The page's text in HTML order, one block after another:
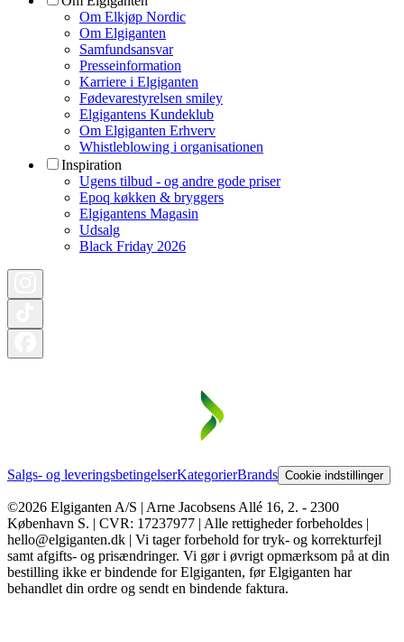
Om Elkjøp Nordic
Om Elgiganten
Samfundsansvar
Presseinformation
Karriere i Elgiganten
Fødevarestyrelsen smiley
Elgigantens Kundeklub
Om Elgiganten Erhverv
Whistleblowing i organisationen
Inspiration
Ugens tilbud - og andre gode priser
Epoq køkken & bryggers
Elgigantens Magasin
Udsalg
Black Friday 2026
Salgs- og leveringsbetingelserKategorierBrands Cookie indstillinger
©2026 Elgiganten A/S | Arne Jacobsens Allé 16, 2. - 2300
København S. | CVR: 17237977 | Alle rettigheder forbeholdes |
hello@elgiganten.dk | Vi tager forbehold for tryk- og korrekturfejl
samt afgifts- og prisændringer. Vi gør i øvrigt opmærksom på at din
bestilling ikke er bindende for Elgiganten, før Elgiganten har
behandlet din ordre og sendt en bindende faktura.